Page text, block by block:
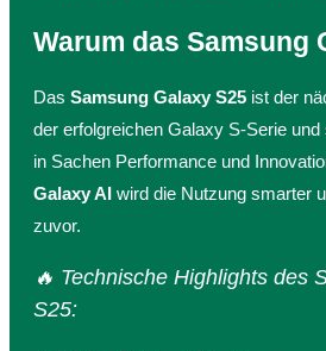
Warum das Samsung
Das Samsung Galaxy S25 ist der
der erfolgreichen Galaxy S-Serie
in Sachen Performance und
Galaxy AI wird die Nutzung smarter
zuvor.
🔥 Technische Highlights des
S25: